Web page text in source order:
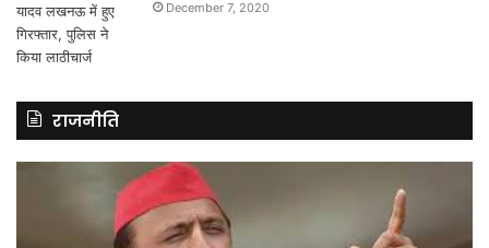
December 7, 2020
राजनीति